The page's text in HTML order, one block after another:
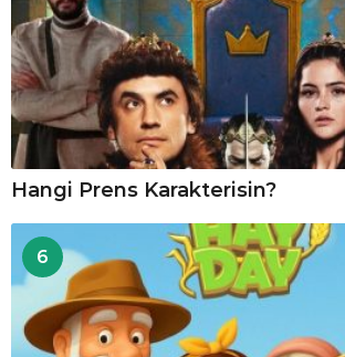
Hangi Prens Karakterisin?
6